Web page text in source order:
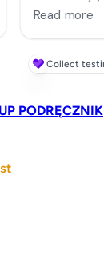
PODRĘCZNIK